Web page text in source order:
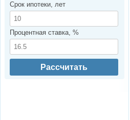
Срок ипотеки, лет
Процентная ставка, %
Рассчитать